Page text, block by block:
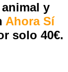
y
Ahora Sí
solo 40€.